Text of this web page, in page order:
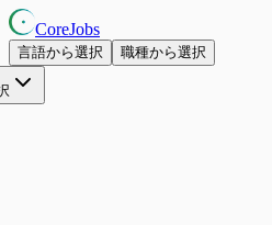
CoreJobs
言語から選択 職種から選択